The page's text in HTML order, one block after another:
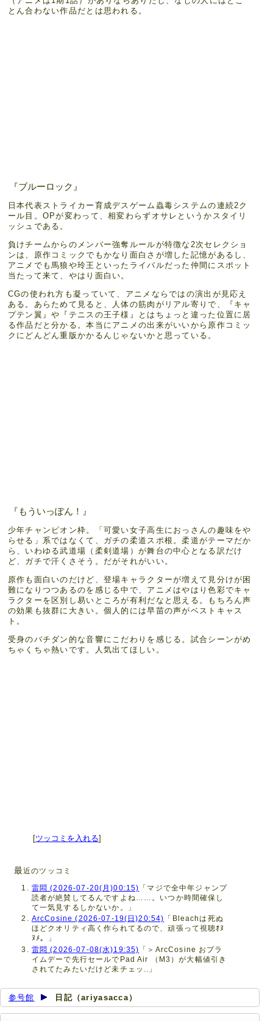
とん合わない作品だとは思われる。
『ブルーロック』
日本代表ストライカー育成デスゲーム蟲毒システムの連続2ク
ール目。OPが変わって、相変わらずオサレというかスタイリ
ッシュである。
負けチームからのメンバー強奪ルールが特徴な2次セレクショ
ンは、原作コミックでもかなり面白さが増した記憶があるし、
アニメでも馬狼や玲王といったライバルだった仲間にスポット
当たって来て、やはり面白い。
CGの使われ方も凝っていて、アニメならではの演出が見応え
ある。あらためて見ると、人体の筋肉がリアル寄りで、『キャ
プテン翼』や『テニスの王子様』とはちょっと違った位置に居
る作品だと分かる。本当にアニメの出来がいいから原作コミッ
クにどんどん重版かかるんじゃないかと思っている。
『もういっぽん！』
少年チャンピオン枠。「可愛い女子高生におっさんの趣味をや
らせる」系ではなくて、ガチの柔道スポ根。柔道がテーマだか
ら、いわゆる武道場（柔剣道場）が舞台の中心となる訳だけ
ど、ガチで汗くさそう。だがそれがいい。
原作も面白いのだけど、登場キャラクターが増えて見分けが困
難になりつつあるのを感じる中で、アニメはやはり色彩でキャ
ラクターを区別し易いところが有利だなと思える。もちろん声
の効果も抜群に大きい。個人的には早苗の声がベストキャス
ト。
受身のバチダン的な音響にこだわりを感じる。試合シーンがめ
ちゃくちゃ熱いです。人気出てほしい。
[ツッコミを入れる]
最近のツッコミ
雷悶 (2026-07-20(月)00:15)
「マジで全中年ジャンプ
読者が絶賛してるんですよね……。いつか時間確保し
て一気見するしかないか。」
ArcCosine (2026-07-19(日)20:54)
「Bleachは死ぬ
ほどクオリティ高く作られてるので、頑張って視聴ｵﾇ
ﾇﾒ。」
雷悶 (2026-07-08(水)19:35)
「＞ArcCosine おプラ
イムデーで先行セールでPad Air （M3）が大幅値引き
されてたみたいだけど未チェッ..」
参号館 日記（ariyasacca）